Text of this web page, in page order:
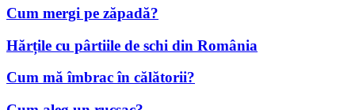
Hărțile cu pârtiile de schi din România